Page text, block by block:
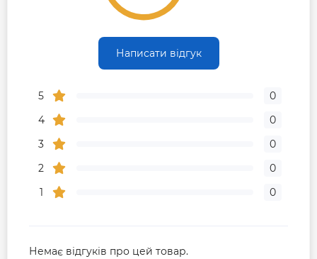
Написати відгук
5
0
4
0
3
0
2
0
1
0
Немає відгуків про цей товар.